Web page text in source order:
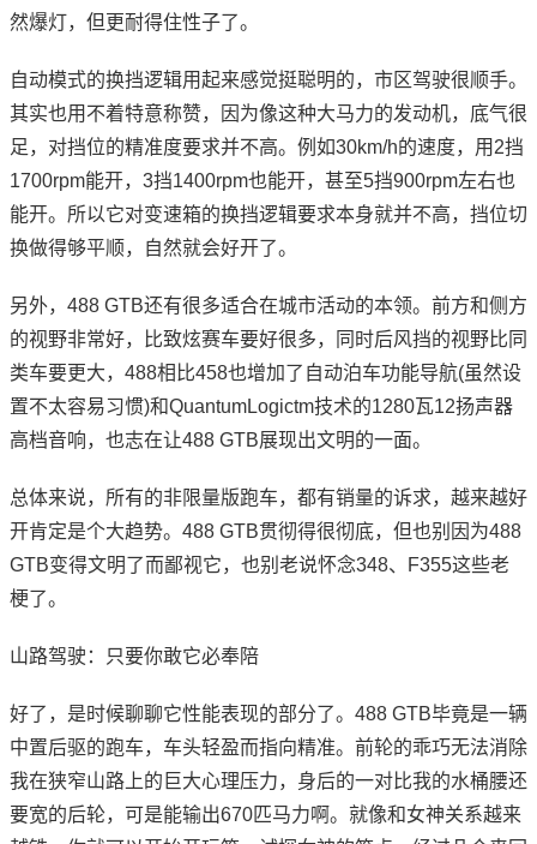
然爆灯，但更耐得住性子了。
自动模式的换挡逻辑用起来感觉挺聪明的，市区驾驶很顺手。
其实也用不着特意称赞，因为像这种大马力的发动机，底气很
足，对挡位的精准度要求并不高。例如30km/h的速度，用2挡
1700rpm能开，3挡1400rpm也能开，甚至5挡900rpm左右也
能开。所以它对变速箱的换挡逻辑要求本身就并不高，挡位切
换做得够平顺，自然就会好开了。
另外，488 GTB还有很多适合在城市活动的本领。前方和侧方
的视野非常好，比致炫赛车要好很多，同时后风挡的视野比同
类车要更大，488相比458也增加了自动泊车功能导航(虽然设
置不太容易习惯)和QuantumLogictm技术的1280瓦12扬声器
高档音响，也志在让488 GTB展现出文明的一面。
总体来说，所有的非限量版跑车，都有销量的诉求，越来越好
开肯定是个大趋势。488 GTB贯彻得很彻底，但也别因为488
GTB变得文明了而鄙视它，也别老说怀念348、F355这些老
梗了。
山路驾驶：只要你敢它必奉陪
好了，是时候聊聊它性能表现的部分了。488 GTB毕竟是一辆
中置后驱的跑车，车头轻盈而指向精准。前轮的乖巧无法消除
我在狭窄山路上的巨大心理压力，身后的一对比我的水桶腰还
要宽的后轮，可是能输出670匹马力啊。就像和女神关系越来